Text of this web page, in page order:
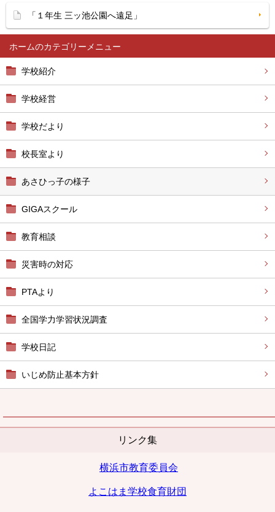
ホーム
学校紹介
学校経営
学校だより
校長室より
あさひっ子の様子
GIGAスクール
教育相談
災害時の対応
PTAより
全国学力学習状況調査
学校日記
いじめ防止基本方針
リンク集
横浜市教育委員会
よこはま学校食育財団
「１年生 三ッ池公園へ遠足」